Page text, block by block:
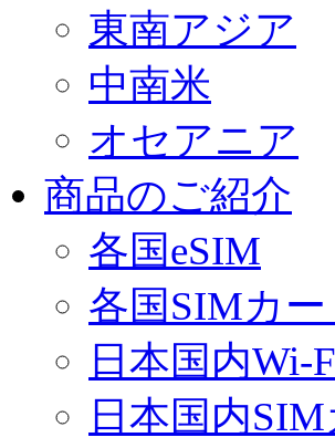
東南アジア
中南米
オセアニア
商品のご紹介
各国eSIM
各国SIMカー
日本国内Wi-
日本国内